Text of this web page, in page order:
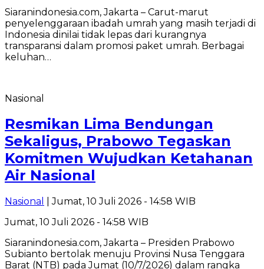
Siaranindonesia.com, Jakarta – Carut-marut
penyelenggaraan ibadah umrah yang masih terjadi di
Indonesia dinilai tidak lepas dari kurangnya
transparansi dalam promosi paket umrah. Berbagai
keluhan…
Nasional
Resmikan Lima Bendungan
Sekaligus, Prabowo Tegaskan
Komitmen Wujudkan Ketahanan
Air Nasional
Nasional
| Jumat, 10 Juli 2026 - 14:58 WIB
Jumat, 10 Juli 2026 - 14:58 WIB
Siaranindonesia.com, Jakarta – Presiden Prabowo
Subianto bertolak menuju Provinsi Nusa Tenggara
Barat (NTB) pada Jumat (10/7/2026) dalam rangka